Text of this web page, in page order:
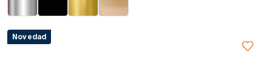
Novedad